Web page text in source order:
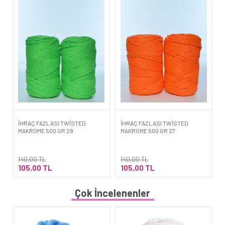
İHRAÇ FAZLASI TWİSTED
MAKROME 500 GR 28
140,00 TL
105,00 TL
İHRAÇ FAZLASI TWİSTED
MAKROME 500 GR 27
140,00 TL
105,00 TL
Çok İncelenenler